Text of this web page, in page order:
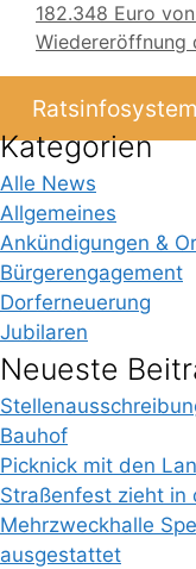
182.348 Euro
Wiedereröffnung
Kategorien
Alle News
Allgemeines
Ankündigungen &
Bürgerengagement
Dorferneuerung
Jubilaren
Neueste
Bauhof
Picknick mit den
Straßenfest zieht in
Mehrzweckhalle
ausgestattet